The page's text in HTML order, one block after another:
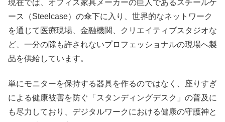
現在では、オフィス家具メーカーの巨人であるスチールケ
ース（Steelcase）の傘下に入り、世界的なネットワーク
を通じて医療現場、金融機関、クリエイティブスタジオな
ど、一分の隙も許されないプロフェッショナルの現場へ製
品を供給しています。
単にモニターを保持する器具を作るのではなく、座りすぎ
による健康被害を防ぐ「スタンディングデスク」の普及に
も尽力しており、デジタルワークにおける健康の守護神と